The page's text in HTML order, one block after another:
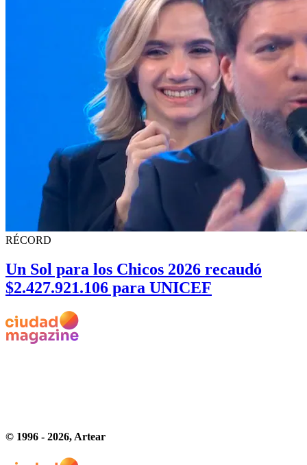
RÉCORD
Un Sol para los Chicos 2026 recaudó
$2.427.921.106 para UNICEF
© 1996 - 2026, Artear